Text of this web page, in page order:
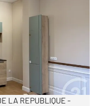
LA REPUBLIQUE -